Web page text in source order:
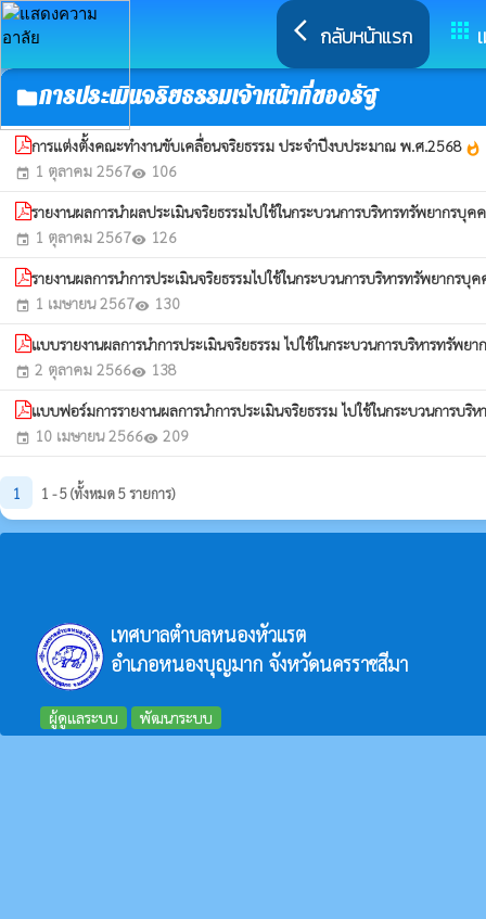
arrow_back_ios กลับหน้าแรก apps
folderการประเมินจริยธรรมเจ้าหน้าที่ของรัฐ
การแต่งตั้งคณะทำงานขับเคลื่อนจริยธรรม ประจำปีงบประมาณ พ.ศ.2568 whatshot
event 1 ตุลาคม 2567visibility 106
รายงานผลการนำผลประเมินจริยธรรมไปใช้ในกระบวนการบริหารทรัพยากร
event 1 ตุลาคม 2567visibility 126
รายงานผลการนำการประเมินจริยธรรมไปใช้ในกระบวนการบริหารทรัพยาก
event 1 เมษายน 2567visibility 130
แบบรายงานผลการนำการประเมินจริยธรรม ไปใช้ในกระบวนการบริหารทรัพย
event 2 ตุลาคม 2566visibility 138
แบบฟอร์มการรายงานผลการนำการประเมินจริยธรรม ไปใช้ในกระบวนการบ
event 10 เมษายน 2566visibility 209
1 1 - 5 (ทั้งหมด 5 รายการ)
เทศบาลตำบลหนองหัวแรต
อำเภอหนองบุญมาก จังหวัดนครราชสีมา
ผู้ดูแลระบบ พัฒนาระบบ